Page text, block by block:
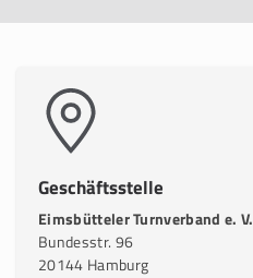
Geschäftsstelle
Eimsbütteler Turnverband e. V.
Bundesstr. 96
20144 Hamburg